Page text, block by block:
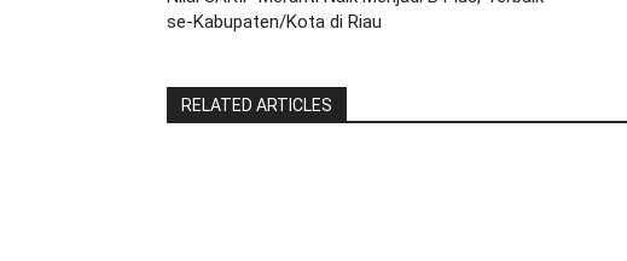
se-Kabupaten/Kota di Riau
RELATED ARTICLES